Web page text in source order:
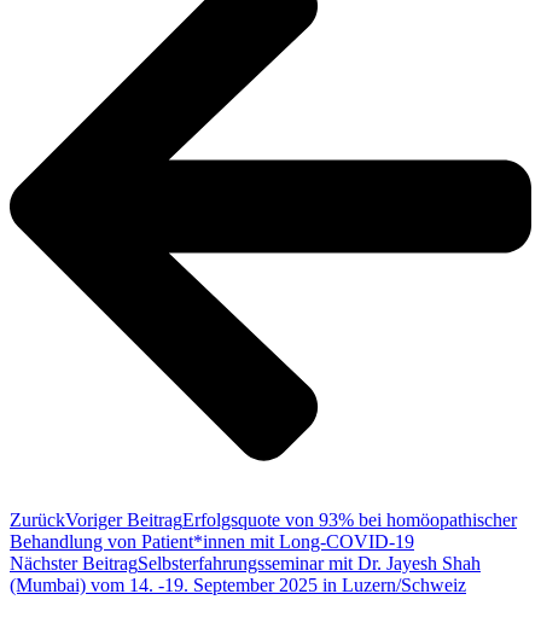
ZurückVoriger BeitragErfolgsquote von 93% bei homöopathischer
Behandlung von Patient*innen mit Long-COVID-19
Nächster BeitragSelbsterfahrungsseminar mit Dr. Jayesh Shah
(Mumbai) vom 14. -19. September 2025 in Luzern/Schweiz